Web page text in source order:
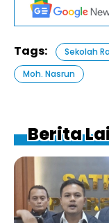
Tags: Sekolah
Moh. Nasrun
Berita